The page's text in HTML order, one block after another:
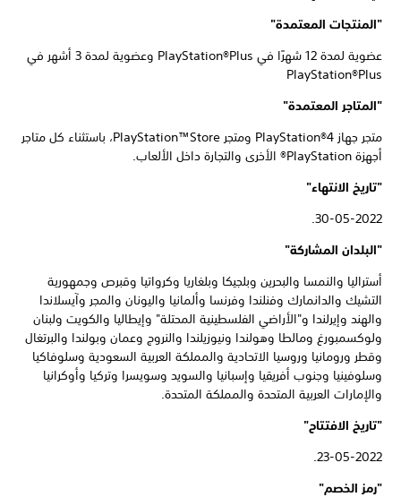
"المنتجات المعتمدة"
عضوية لمدة 12 شهرًا في PlayStation®Plus وعضوية لمدة 3 أشهر في
PlayStation®Plus
"المتاجر المعتمدة"
متجر جهاز PlayStation®4 ومتجر PlayStation™Store، باستثناء كل متاجر
أجهزة PlayStation® الأخرى والتجارة داخل الألعاب.
"تاريخ الانتهاء"
30-05-2022.
"البلدان المشاركة"
أستراليا والنمسا والبحرين وبلجيكا وبلغاريا وكرواتيا وقبرص وجمهورية
التشيك والدانمارك وفنلندا وفرنسا وألمانيا واليونان والمجر وآيسلاندا
والهند وإيرلندا و"الأراضي الفلسطينية المحتلة" وإيطاليا والكويت ولبنان
ولوكسمبورغ ومالطا وهولندا ونيوزيلندا والنروج وعمان وبولندا والبرتغال
وقطر ورومانيا وروسيا الاتحادية والمملكة العربية السعودية وسلوفاكيا
وسلوفينيا وجنوب أفريقيا وإسبانيا والسويد وسويسرا وتركيا وأوكرانيا
والإمارات العربية المتحدة والمملكة المتحدة.
"تاريخ الافتتاح"
23-05-2022.
"رمز الخصم"